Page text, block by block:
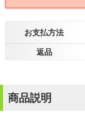
お支払方法
返品
商品説明